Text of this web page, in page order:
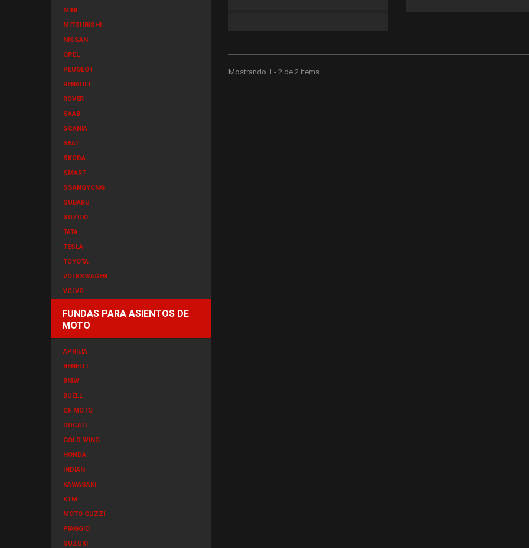
MINI
MITSUBISHI
NISSAN
OPEL
PEUGEOT
RENAULT
ROVER
SAAB
SCANIA
SEAT
SKODA
SMART
SSANGYONG
SUBARU
SUZUKI
TATA
TESLA
TOYOTA
VOLKSWAGEN
VOLVO
FUNDAS PARA ASIENTOS DE
MOTO
APRILIA
BENELLI
BMW
BUELL
CF MOTO
DUCATI
GOLD WING
HONDA
INDIAN
KAWASAKI
KTM
MOTO GUZZI
PIAGGIO
SUZUKI
Mostrando 1 - 2 de 2 items